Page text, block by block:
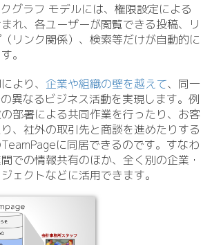
グラフ モデルには、権限設定による
れ、各ユーザーが閲覧できる投稿、リ
リンク関係）、検索等だけが自動的に
。
より、 企業や組織の壁を越えて、同一
異なるビジネス活動を実現します。例
部署による共同作業を行ったり、お客
、社外の取引先と商談を進めたりする
に同居できるのです。すなわ
での情報共有のほか、全く別の企業・
ェクトなどに活用できます。